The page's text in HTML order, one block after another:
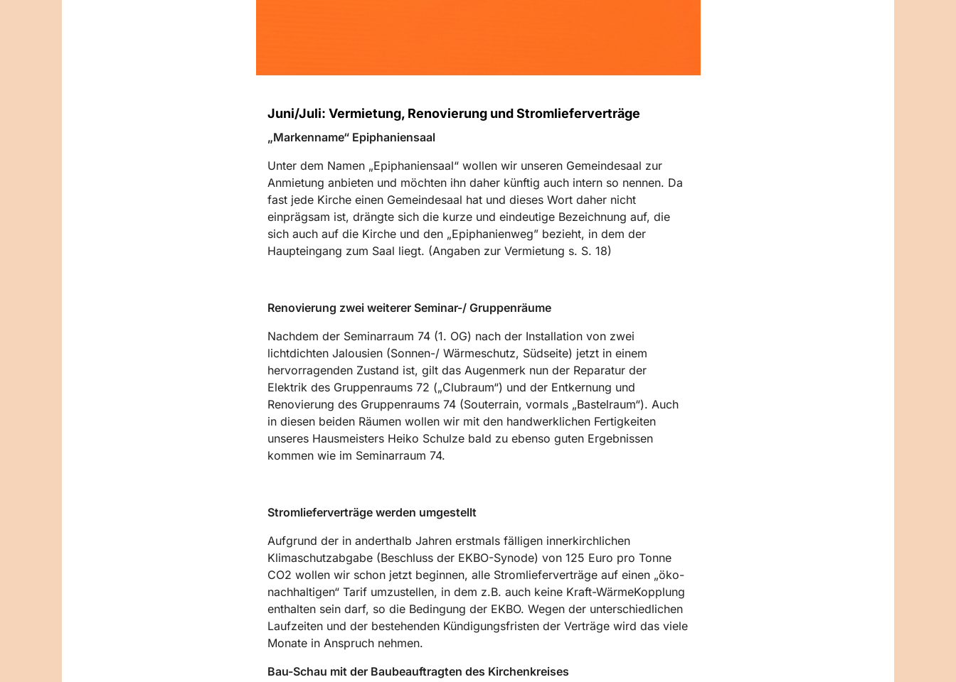
Juni/Juli: Vermietung, Renovierung und Stromlieferverträge
„Markenname“ Epiphaniensaal
Unter dem Namen „Epiphaniensaal“ wollen wir unseren Gemeindesaal zur
Anmietung anbieten und möchten ihn daher künftig auch intern so nennen. Da
fast jede Kirche einen Gemeindesaal hat und dieses Wort daher nicht
einprägsam ist, drängte sich die kurze und eindeutige Bezeichnung auf, die
sich auch auf die Kirche und den „Epiphanienweg” bezieht, in dem der
Haupteingang zum Saal liegt. (Angaben zur Vermietung s. S. 18)
Renovierung zwei weiterer Seminar-/ Gruppenräume
Nachdem der Seminarraum 74 (1. OG) nach der Installation von zwei
lichtdichten Jalousien (Sonnen-/ Wärmeschutz, Südseite) jetzt in einem
hervorragenden Zustand ist, gilt das Augenmerk nun der Reparatur der
Elektrik des Gruppenraums 72 („Clubraum“) und der Entkernung und
Renovierung des Gruppenraums 74 (Souterrain, vormals „Bastelraum“). Auch
in diesen beiden Räumen wollen wir mit den handwerklichen Fertigkeiten
unseres Hausmeisters Heiko Schulze bald zu ebenso guten Ergebnissen
kommen wie im Seminarraum 74.
Stromlieferverträge werden umgestellt
Aufgrund der in anderthalb Jahren erstmals fälligen innerkirchlichen
Klimaschutzabgabe (Beschluss der EKBO-Synode) von 125 Euro pro Tonne
CO2 wollen wir schon jetzt beginnen, alle Stromlieferverträge auf einen „öko-
nachhaltigen“ Tarif umzustellen, in dem z.B. auch keine Kraft-WärmeKopplung
enthalten sein darf, so die Bedingung der EKBO. Wegen der unterschiedlichen
Laufzeiten und der bestehenden Kündigungsfristen der Verträge wird das viele
Monate in Anspruch nehmen.
Bau-Schau mit der Baubeauftragten des Kirchenkreises